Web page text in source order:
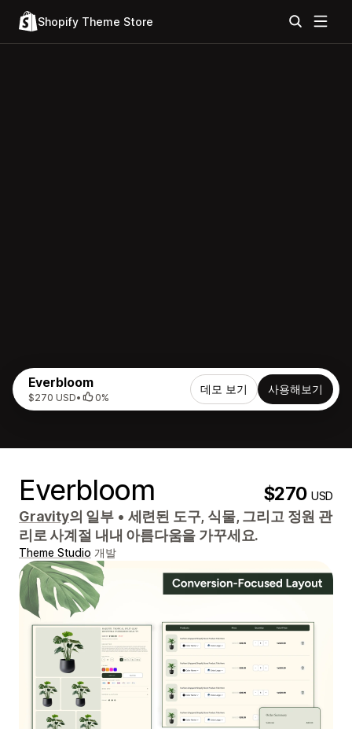
Shopify Theme Store
Everbloom
$270 USD• 0%
데모 보기 사용해보기
Everbloom $270USD
Gravity의 일부 • 세련된 도구, 식물, 그리고 정원 관
리로 사계절 내내 아름다움을 가꾸세요.
Theme Studio 개발